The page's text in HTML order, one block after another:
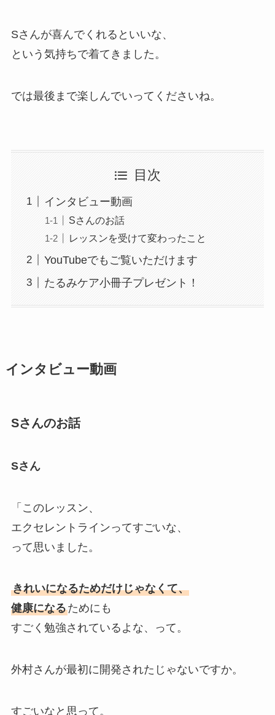
Sさんが喜んでくれるといいな、
という気持ちで着てきました。
では最後まで楽しんでいってくださいね。
目次
インタビュー動画
Sさんのお話
レッスンを受けて変わったこと
YouTubeでもご覧いただけます
たるみケア小冊子プレゼント！
インタビュー動画
Sさんのお話
Sさん
「このレッスン、
エクセレントラインってすごいな、
って思いました。
きれいになるためだけじゃなくて、
健康になるためにも
すごく勉強されているよな、って。
外村さんが最初に開発されたじゃないですか。
すごいなと思って。